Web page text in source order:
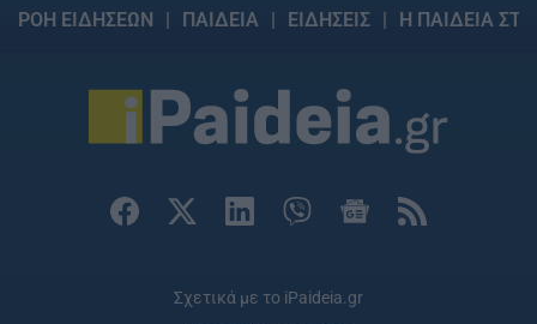
ΡΟΗ ΕΙΔΗΣΕΩΝ ΠΑΙΔΕΙΑ ΕΙΔΗΣΕΙΣ Η ΠΑΙΔΕΙΑ
Σχετικά με το iPaideia.gr